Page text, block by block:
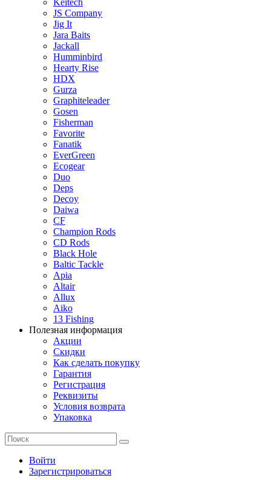
JS Company
Jig It
Jara Baits
Jackall
Humminbird
Hearty Rise
HDX
Gurza
Graphiteleader
Gosen
Fisherman
Favorite
Fanatik
EverGreen
Ecogear
Duo
Deps
Decoy
Daiwa
CF
Champion Rods
CD Rods
Black Hole
Baltic Tackle
Apia
Altair
Allux
Aiko
13 Fishing
Полезная информация
Акции
Скидки
Как сделать покупку
Гарантия
Регистрация
Реквизиты
Условия возврата
Упаковка
Войти
Зарегистрироваться